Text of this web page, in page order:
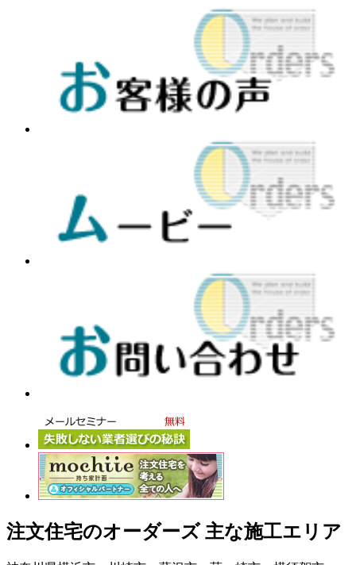
注文住宅のオーダーズ 主な施工エリア